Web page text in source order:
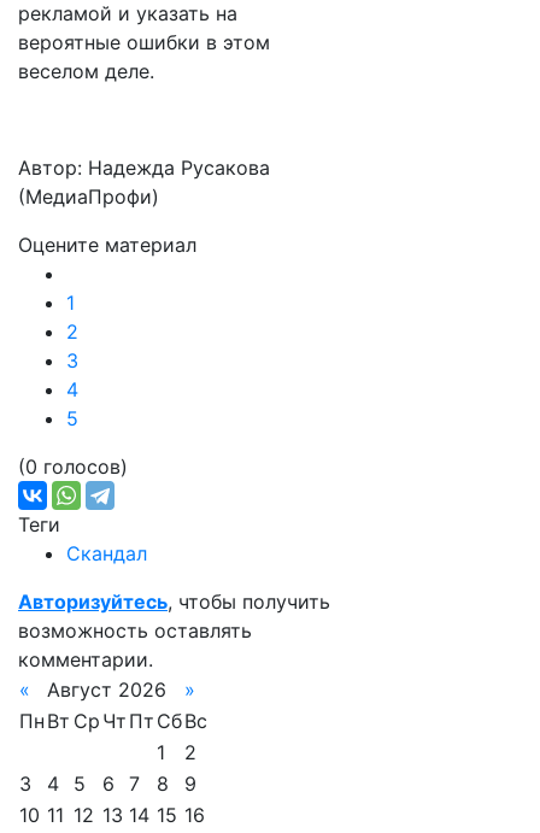
рекламой и указать на
вероятные ошибки в этом
веселом деле.
Автор: Надежда Русакова
(МедиаПрофи)
Оцените материал
1
2
3
4
5
(0 голосов)
Теги
Скандал
Авторизуйтесь, чтобы получить
возможность оставлять
комментарии.
«
Август 2026
»
Пн Вт Ср Чт Пт СбВс
1
2
3
4 5 6 7 8
9
10 11 12 13 14 15 16